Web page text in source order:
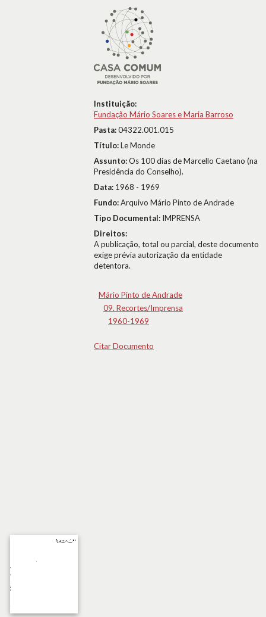
Instituição:
Fundação Mário Soares e Maria Barroso
Pasta:04322.001.015
Título:Le Monde
Assunto:Os 100 dias de Marcello Caetano (na
Presidência do Conselho).
Data: 1968 - 1969
Fundo:Arquivo Mário Pinto de Andrade
Tipo Documental: IMPRENSA
Direitos:
A publicação, total ou parcial, deste documento
exige prévia autorização da entidade
detentora.
Mário Pinto de Andrade
09. Recortes/Imprensa
1960-1969
Citar Documento